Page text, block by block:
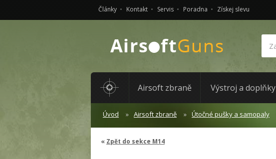
Články Kontakt Servis Poradna Získej slevu
Airsoft zbraně Výstroj a doplňky
Úvod Airsoft zbraně Útočné pušky a samopaly
Zpět do sekce M14